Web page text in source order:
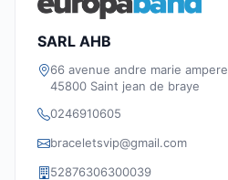
SARL AHB
66 avenue andre marie ampere
45800 Saint jean de braye
0246910605
braceletsvip@gmail.com
52876306300039